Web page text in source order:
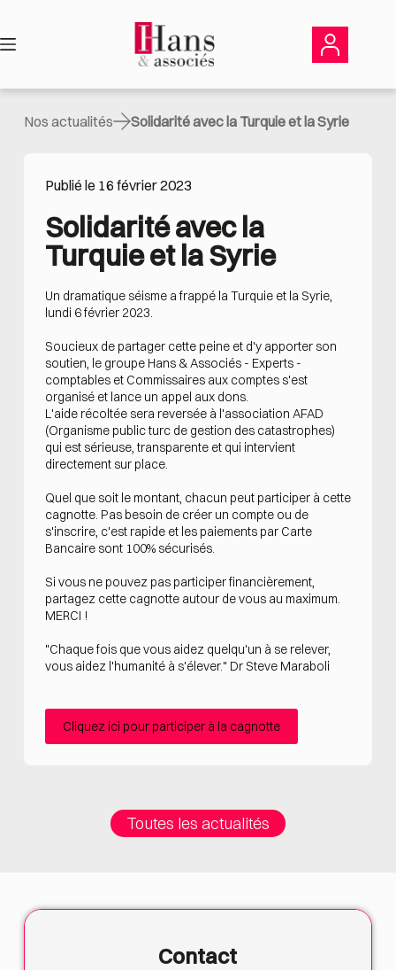
contenu
Nos actualités Solidarité avec la Turquie et la Syrie
Publié le 16 février 2023
Solidarité avec la
Turquie et la Syrie
Un dramatique séisme a frappé la Turquie et la Syrie,
lundi 6 février 2023.
Soucieux de partager cette peine et d'y apporter son
soutien, le groupe Hans & Associés - Experts -
comptables et Commissaires aux comptes s'est
organisé et lance un appel aux dons.
L'aide récoltée sera reversée à l'association AFAD
(Organisme public turc de gestion des catastrophes)
qui est sérieuse, transparente et qui intervient
directement sur place.
Quel que soit le montant, chacun peut participer à cette
cagnotte. Pas besoin de créer un compte ou de
s'inscrire, c'est rapide et les paiements par Carte
Bancaire sont 100% sécurisés.
Si vous ne pouvez pas participer financièrement,
partagez cette cagnotte autour de vous au maximum.
MERCI !
"Chaque fois que vous aidez quelqu'un à se relever,
vous aidez l'humanité à s'élever." Dr Steve Maraboli
Cliquez ici pour participer à la cagnotte
Toutes les actualités
Contact